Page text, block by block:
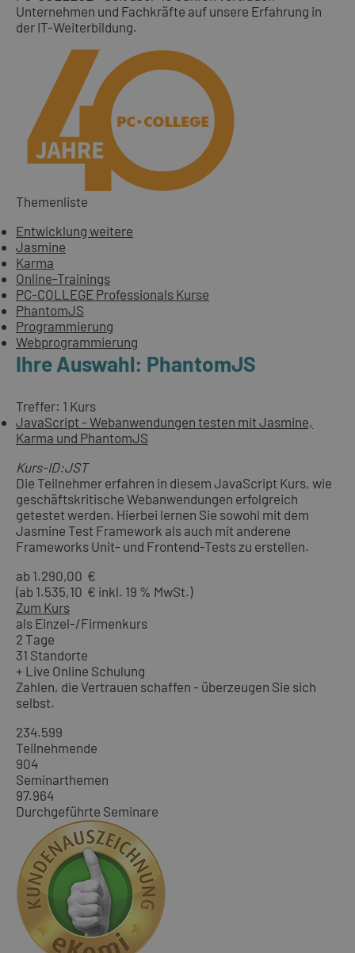
Unternehmen und Fachkräfte auf unsere Erfahrung in
der IT-Weiterbildung.
Themenliste
Entwicklung weitere
Jasmine
Karma
Online-Trainings
PC-COLLEGE Professionals Kurse
PhantomJS
Programmierung
Webprogrammierung
Ihre Auswahl: PhantomJS
Treffer: 1 Kurs
JavaScript - Webanwendungen testen mit Jasmine,
Karma und PhantomJS
Kurs-ID:JST
Die Teilnehmer erfahren in diesem JavaScript Kurs, wie
geschäftskritische Webanwendungen erfolgreich
getestet werden. Hierbei lernen Sie sowohl mit dem
Jasmine Test Framework als auch mit anderene
Frameworks Unit- und Frontend-Tests zu erstellen.
ab 1.290,00 €
(ab 1.535,10 € inkl. 19 % MwSt.)
Zum Kurs
als Einzel-/Firmenkurs
2 Tage
31 Standorte
+ Live Online Schulung
Zahlen, die Vertrauen schaffen - überzeugen Sie sich
selbst.
234.599
Teilnehmende
904
Seminarthemen
97.964
Durchgeführte Seminare